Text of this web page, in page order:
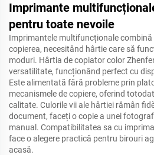
Imprimante
pentru toate nevoile
Imprimantele multifuncționale
copierea, necesitând hârtie care să
moduri. Hârtia de copiator color
versatilitate, funcționând perfect cu
Este alimentată fără probleme prin
mecanismele de copiere, oferind
calitate. Culorile vii ale hârtiei rămân
document, faceți o copie a unei
manual. Compatibilitatea sa cu
face o alegere practică pentru birouri
acasă.